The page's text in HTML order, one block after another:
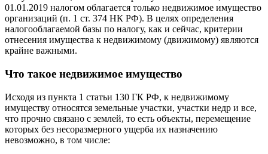
01.01.2019 налогом облагается только недвижимое имущество
организаций (п. 1 ст. 374 НК РФ). В целях определения
налогооблагаемой базы по налогу, как и сейчас, критерии
отнесения имущества к недвижимому (движимому) являются
крайне важными.
Что такое недвижимое имущество
Исходя из пункта 1 статьи 130 ГК РФ, к недвижимому
имуществу относятся земельные участки, участки недр и все,
что прочно связано с землей, то есть объекты, перемещение
которых без несоразмерного ущерба их назначению
невозможно, в том числе: